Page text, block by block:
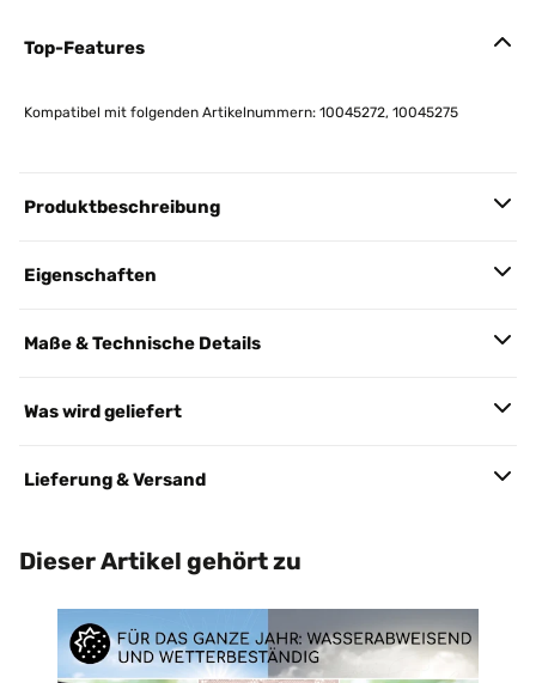
Top-Features
Kompatibel mit folgenden Artikelnummern: 10045272, 10045275
Produktbeschreibung
Eigenschaften
Maße & Technische Details
Was wird geliefert
Lieferung & Versand
Dieser Artikel gehört zu